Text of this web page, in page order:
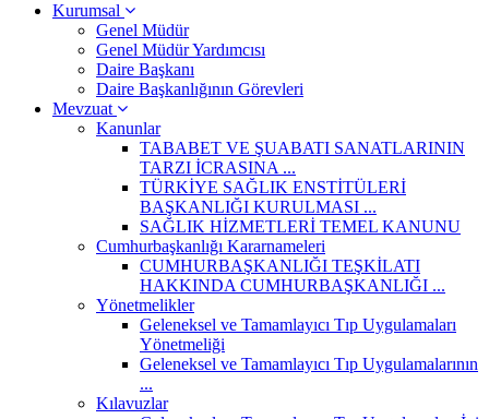
Kurumsal
Genel Müdür
Genel Müdür Yardımcısı
Daire Başkanı
Daire Başkanlığının Görevleri
Mevzuat
Kanunlar
TABABET VE ŞUABATI SANATLARININ
TARZI İCRASINA ...
TÜRKİYE SAĞLIK ENSTİTÜLERİ
BAŞKANLIĞI KURULMASI ...
SAĞLIK HİZMETLERİ TEMEL KANUNU
Cumhurbaşkanlığı Kararnameleri
CUMHURBAŞKANLIĞI TEŞKİLATI
HAKKINDA CUMHURBAŞKANLIĞI ...
Yönetmelikler
Geleneksel ve Tamamlayıcı Tıp Uygulamaları
Yönetmeliği
Geleneksel ve Tamamlayıcı Tıp Uygulamalarının
...
Kılavuzlar